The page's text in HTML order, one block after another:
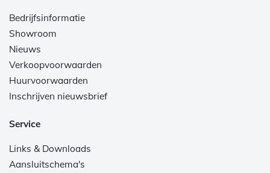
Bedrijfsinformatie
Showroom
Nieuws
Verkoopvoorwaarden
Huurvoorwaarden
Inschrijven nieuwsbrief
Service
Links & Downloads
Aansluitschema's